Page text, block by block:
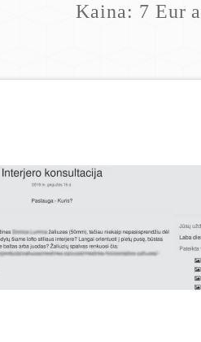
Kaina: 7 Eur